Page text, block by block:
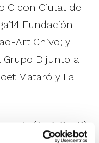
C con Ciutat de
Fundación
Art Chivo; y
Grupo D junto a
Mataró y La
(A, B, C y D)